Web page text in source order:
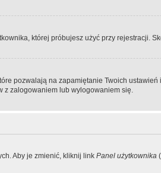
której próbujesz użyć przy rejestracji.
pozwalają na zapamiętanie Twoich
z zalogowaniem lub wylogowaniem się.
Aby je zmienić, kliknij link Panel użytkownika